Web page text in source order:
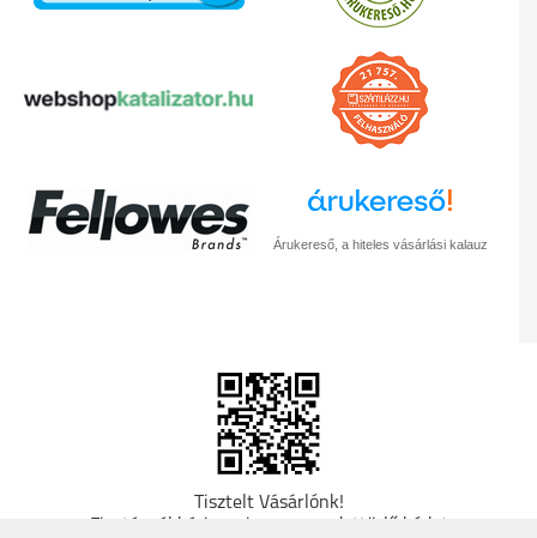
Árukereső, a hiteles vásárlási kalauz
Tisztelt Vásárlónk!
Fizetésnél kérje az ingyenes adattörlő kódot